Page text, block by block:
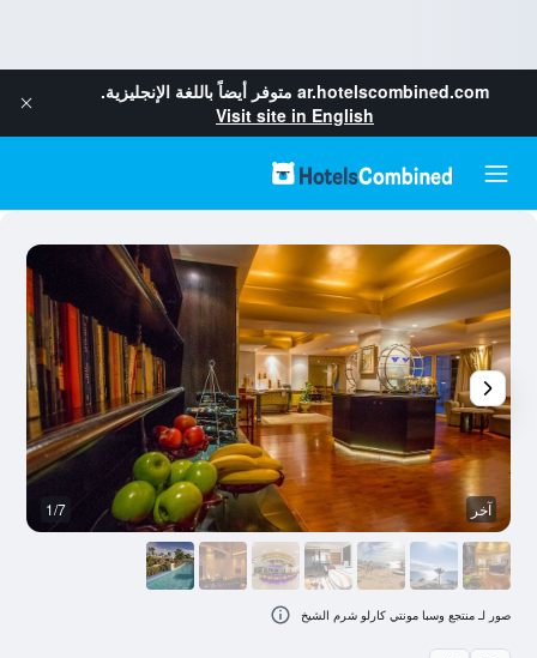
ar.hotelscombined.com متوفر أيضاً باللغة الإنجليزية.
Visit site in English
آخر 1/7
صور لـ منتجع وسبا مونتي كارلو شرم الشيخ